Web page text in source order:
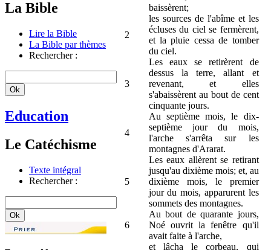
La Bible
Lire la Bible
La Bible par thèmes
Rechercher :
Education
Le Catéchisme
Texte intégral
Rechercher :
baissèrent;
2
les sources de l'abîme et les
écluses du ciel se fermèrent,
et la pluie cessa de tomber
du ciel.
3
Les eaux se retirèrent de
dessus la terre, allant et
revenant, et elles
s'abaissèrent au bout de cent
cinquante jours.
4
Au septième mois, le dix-
septième jour du mois,
l'arche s'arrêta sur les
montagnes d'Ararat.
5
Les eaux allèrent se retirant
jusqu'au dixième mois; et, au
dixième mois, le premier
jour du mois, apparurent les
sommets des montagnes.
6
Au bout de quarante jours,
Noé ouvrit la fenêtre qu'il
avait faite à l'arche,
et lâcha le corbeau, qui